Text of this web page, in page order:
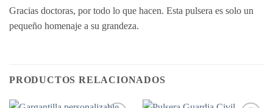
Gracias doctoras, por todo lo que hacen. Esta pulsera es solo un
pequeño homenaje a su grandeza.
PRODUCTOS RELACIONADOS